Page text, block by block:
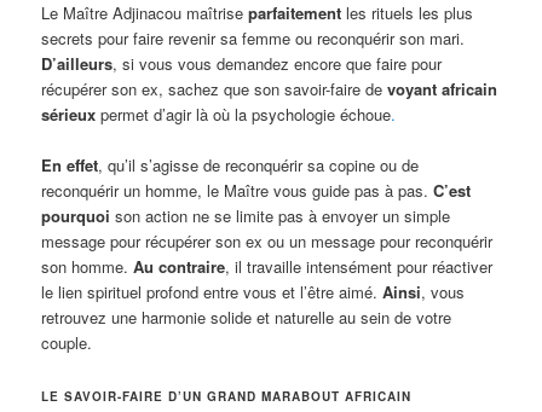
Le Maître Adjinacou maîtriseparfaitement les rituels les plus
secrets pour faire revenir sa femme ou reconquérir son mari.
D’ailleurs, si vous vous demandez encore que faire pour
récupérer son ex, sachez que son savoir-faire devoyant africain
sérieux permet d’agir là où la psychologie échoue.
En effet, qu’il s’agisse de reconquérir sa copine ou de
reconquérir un homme, le Maître vous guide pas à pas.C’est
pourquoi son action ne se limite pas à envoyer un simple
message pour récupérer son ex ou un message pour reconquérir
son homme.Au contraire, il travaille intensément pour réactiver
le lien spirituel profond entre vous et l’être aimé.Ainsi, vous
retrouvez une harmonie solide et naturelle au sein de votre
couple.
LE SAVOIR-FAIRE D’UN GRAND MARABOUT AFRICAIN